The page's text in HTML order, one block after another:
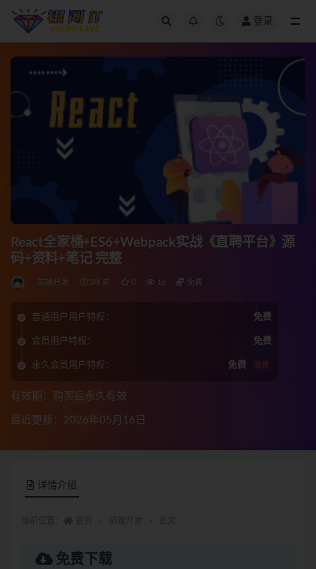
登录
React全家桶+ES6+Webpack实战《直聘平台》源
码+资料+笔记 完整
前端开发 3年前 0 16 免费
普通用户用户特权： 免费
会员用户特权： 免费
永久会员用户特权： 免费 推荐
有效期：购买后永久有效
最近更新：2026年05月16日
详情介绍
免费下载